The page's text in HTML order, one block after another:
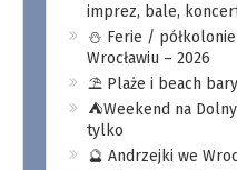
imprez, bale,
⛄️ Ferie /
Wrocławiu – 2026
⛱️ Plaże i beach bary
⛺️Weekend na
tylko
🔮 Andrzejki we